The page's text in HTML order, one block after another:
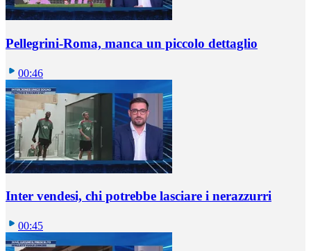
Pellegrini-Roma, manca un piccolo dettaglio
00:46
Inter vendesi, chi potrebbe lasciare i nerazzurri
00:45